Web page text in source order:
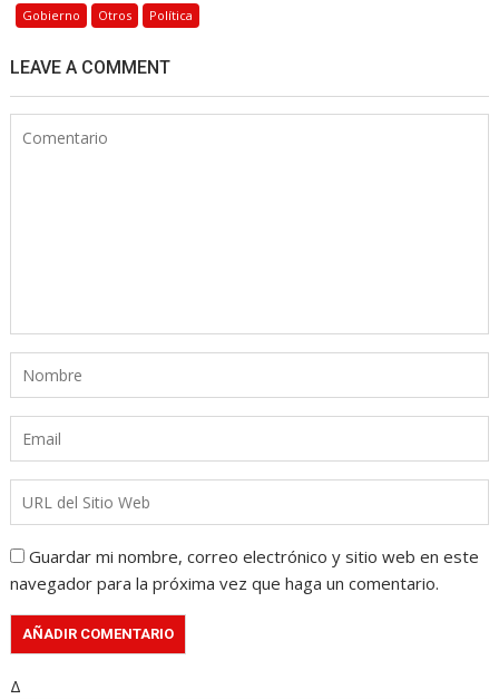
Gobierno Otros Política
LEAVE A COMMENT
Guardar mi nombre, correo electrónico y sitio web en este
navegador para la próxima vez que haga un comentario.
Δ